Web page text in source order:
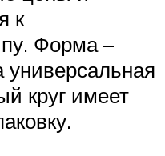
к
Форма –
универсальная
круг имеет